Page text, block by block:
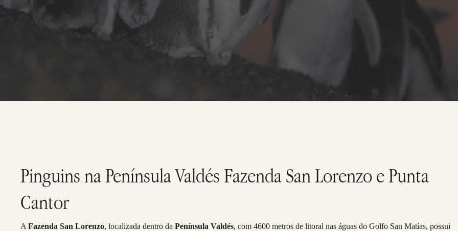
Pinguins na Península Valdés Fazenda San Lorenzo e Punta
Cantor
AFazenda San Lorenzo, localizada dentro daPenínsula Valdés, com 4600 metros de litoral nas águas do Golfo San Matías, possui